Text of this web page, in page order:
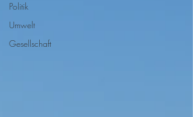
Politik
Umwelt
Gesellschaft